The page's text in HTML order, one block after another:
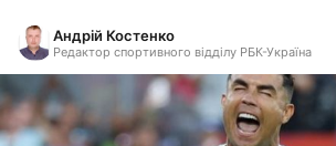
Андрій Костенко
Редактор спортивного відділу РБК-Україна